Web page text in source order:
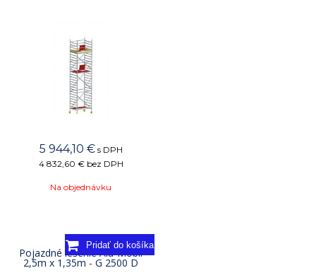
5 944,10 € s DPH
4 832,60 € bez DPH
Na objednávku
Pojazdné lešenie Alu-Mobil
2,5m x 1,35m - G 2500 D